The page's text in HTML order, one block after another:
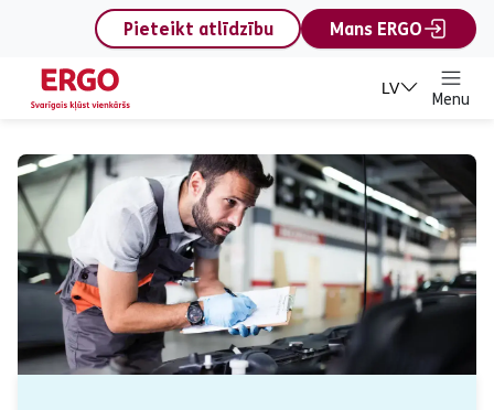
content
Pieteikt atlīdzību
Mans ERGO
LV
Menu